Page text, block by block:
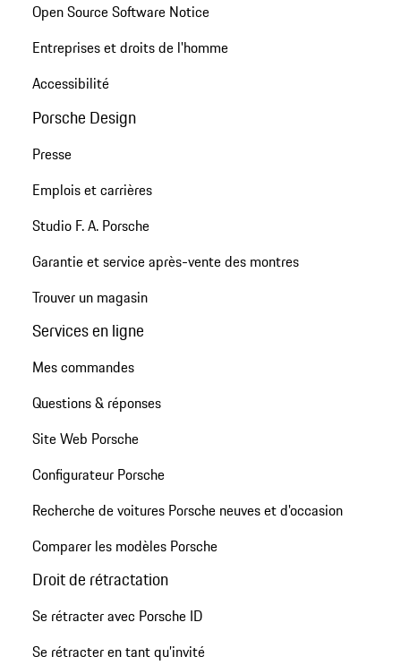
Open Source Software Notice
Entreprises et droits de l'homme
Accessibilité
Porsche Design
Presse
Emplois et carrières
Studio F. A. Porsche
Garantie et service après-vente des montres
Trouver un magasin
Services en ligne
Mes commandes
Questions & réponses
Site Web Porsche
Configurateur Porsche
Recherche de voitures Porsche neuves et d'occasion
Comparer les modèles Porsche
Droit de rétractation
Se rétracter avec Porsche ID
Se rétracter en tant qu’invité